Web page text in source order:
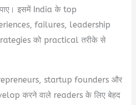
इसमें India के top
failures, leadership
को practical तरीके से
startup founders और
करने वाले readers के लिए बेहद